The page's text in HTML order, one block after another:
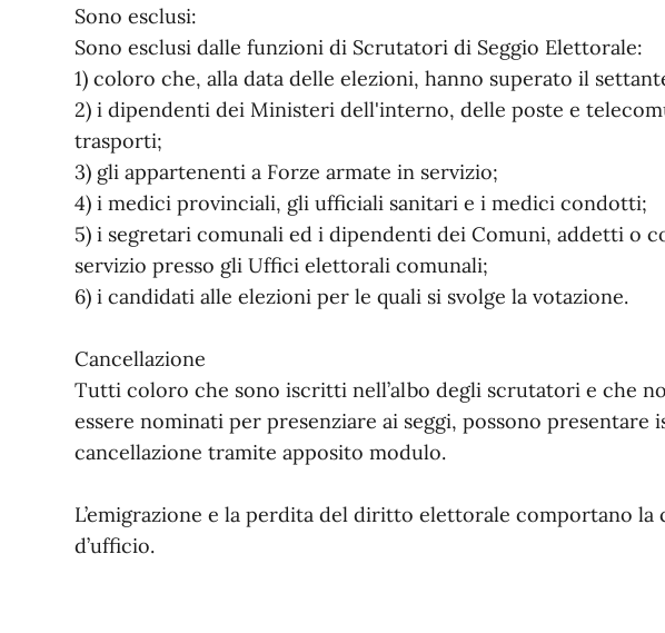
Sono esclusi:
Sono esclusi dalle funzioni di Scrutatori di Seggio Elettorale:
1) coloro che, alla data delle elezioni, hanno superato il
2) i dipendenti dei Ministeri dell'interno, delle poste e
trasporti;
3) gli appartenenti a Forze armate in servizio;
4) i medici provinciali, gli ufficiali sanitari e i medici condotti;
5) i segretari comunali ed i dipendenti dei Comuni, addetti o
servizio presso gli Uffici elettorali comunali;
6) i candidati alle elezioni per le quali si svolge la votazione.
Cancellazione
Tutti coloro che sono iscritti nell’albo degli scrutatori e che
essere nominati per presenziare ai seggi, possono presentare
cancellazione tramite apposito modulo.
L’emigrazione e la perdita del diritto elettorale comportano la
d’ufficio.